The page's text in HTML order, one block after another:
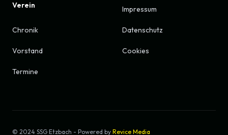
Verein
Chronik
Vorstand
Termine
Impressum
Datenschutz
Cookies
© 2024 SSG Etzbach - Powered by Revice Media